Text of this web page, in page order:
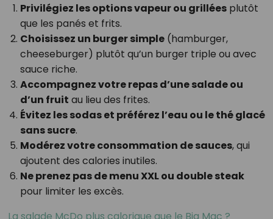
Privilégiez les options vapeur ou grilléesplutôt
que les panés et frits.
Choisissez un burger simple(hamburger,
cheeseburger) plutôt qu’un burger triple ou avec
sauce riche.
Accompagnez votre repas d’une salade ou
d’un fruit au lieu des frites.
Évitez les sodas et préférez l’eau ou le thé glacé
sans sucre.
Modérez votre consommation de sauces, qui
ajoutent des calories inutiles.
Ne prenez pas de menu XXL ou double steak
pour limiter les excès.
La salade McDo plus calorique que le Big Mac ?